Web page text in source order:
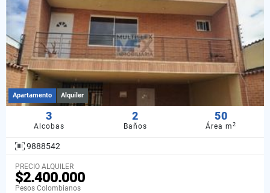
Apartamento Alquiler
3
Alcobas
2
Baños
50
Área m2
9888542
PRECIO ALQUILER
$2.400.000
Pesos Colombianos